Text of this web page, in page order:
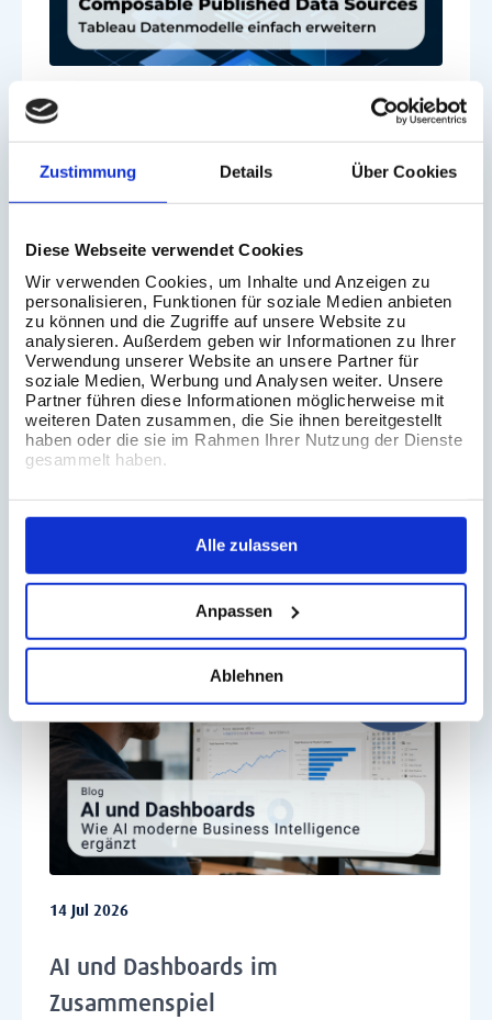
Zustimmung Details Über Cookies
Diese Webseite verwendet Cookies
Wir verwenden Cookies, um Inhalte und Anzeigen zu
personalisieren, Funktionen für soziale Medien anbieten
zu können und die Zugriffe auf unsere Website zu
analysieren. Außerdem geben wir Informationen zu Ihrer
Verwendung unserer Website an unsere Partner für
soziale Medien, Werbung und Analysen weiter. Unsere
Partner führen diese Informationen möglicherweise mit
weiteren Daten zusammen, die Sie ihnen bereitgestellt
haben oder die sie im Rahmen Ihrer Nutzung der Dienste
gesammelt haben.
Alle zulassen
Anpassen
Ablehnen
03 Aug 2026
Composable Data Sources in Tableau
14 Jul 2026
AI und Dashboards im
Zusammenspiel